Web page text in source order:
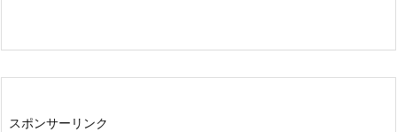
スポンサーリンク